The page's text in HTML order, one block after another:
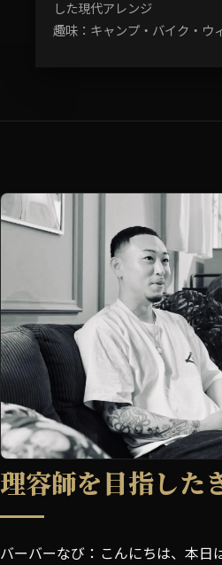
した現代アレンジ
趣味：キャンプ・バイク・ウ
理容師を目指した
バーバーなび：こんにちは、本日